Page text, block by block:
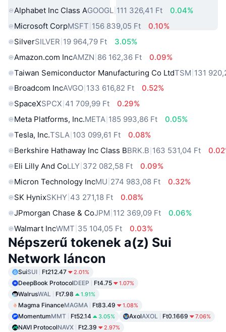
Alphabet Inc Class AGOOGL 111 326,41 Ft
0.04%
Microsoft CorpMSFT 156 839,05 Ft
0.10%
SilverSILVER 19 964,79 Ft
3.05%
Amazon.com IncAMZN 86 162,36 Ft
0.09%
Taiwan Semiconductor Manufacturing Co LtdTSM 131
Broadcom IncAVGO 133 616,82 Ft
0.52%
SpaceXSPCX 41 709,99 Ft
0.29%
Meta Platforms, Inc.META 185 993,86 Ft
0.05%
Tesla, Inc.TSLA 103 099,61 Ft
0.08%
Berkshire Hathaway Inc Class BBRK.B 163 531,04 Ft
Eli Lilly And CoLLY 372 082,58 Ft
0.09%
Micron Technology IncMU 274 983,08 Ft
0.32%
SK HynixSKHY 43 271,18 Ft
0.08%
JPmorgan Chase & CoJPM 112 369,09 Ft
0.06%
Walmart IncWMT 35 104,05 Ft 0.03%
Népszerű tokenek a(z) Sui
Network láncon
SuiSUI Ft212.47 2.01%
DeepBook ProtocolDEEP Ft4.75 1.07%
WalrusWAL Ft7.98 1.91%
Magma FinanceMAGMA Ft83.49 1.08%
MomentumMMT Ft52.14 3.05% AxolAXOL Ft0.1669 7.06%
NAVI ProtocolNAVX Ft2.39 2.97%